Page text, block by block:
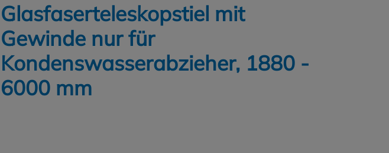
Glasfaserteleskopstiel mit
Gewinde nur für
Kondenswasserabzieher, 1880 -
6000 mm